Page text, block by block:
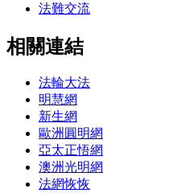
法難交流
相關連結
法輪大法
明慧網
新生網
歐洲圓明網
亞太正悟網
澳洲光明網
法網恢恢